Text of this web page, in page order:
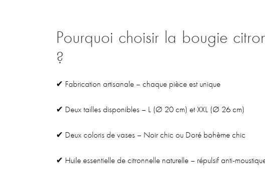
Pourquoi choisir la bougie
?
✔ Fabrication artisanale – chaque pièce est unique
✔ Deux tailles disponibles – L (Ø 20 cm) et XXL (Ø 26 cm)
✔ Deux coloris de vases – Noir chic ou Doré bohème chic
✔ Huile essentielle de citronnelle naturelle – répulsif anti-